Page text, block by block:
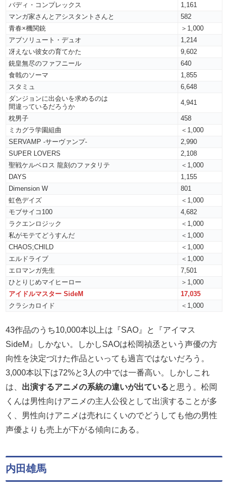
バディ・コンプレックス
1,161
マンガ家さんとアシスタントさんと
582
青春×機関銃
＞1,000
アブソリュート・デュオ
1,214
冴えない彼女の育てかた
9,602
銃皇無尽のファフニール
640
食戟のソーマ
1,855
スタミュ
6,648
ダンジョンに出会いを求めるのは
間違っているだろうか
4,941
枕男子
458
ミカグラ学園組曲
＜1,000
SERVAMP -サーヴァンプ-
2,990
SUPER LOVERS
2,108
聖戦ケルベロス 龍刻のファタリテ
＜1,000
DAYS
1,155
Dimension W
801
虹色デイズ
＜1,000
モブサイコ100
4,682
ラクエンロジック
＜1,000
私がモテてどうすんだ
＜1,000
CHAOS;CHILD
＜1,000
エルドライブ
＜1,000
エロマンガ先生
7,501
ひとりじめマイヒーロー
＞1,000
アイドルマスター SideM
17,035
クラシカロイド
＜1,000
43作品のうち10,000本以上は『SAO』と『アイマス
SideM』しかない。しかしSAOは松岡禎丞という声優の方
向性を決定づけた作品といっても過言ではないだろう。
3,000本以下は72%と3人の中では一番高い。しかしこれ
は、 出演するアニメの系統の違いが出ていると思う。松岡
くんは男性向けアニメの主人公役として出演することが多
く、男性向けアニメは売れにくいのでどうしても他の男性
声優よりも売上が下がる傾向にある。
内田雄馬